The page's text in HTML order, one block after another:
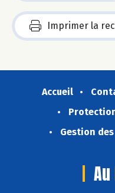
Imprimer la
Accueil
Gestion